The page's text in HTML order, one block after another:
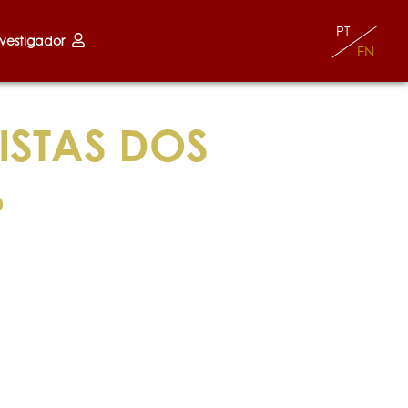
EN
PT
DOS